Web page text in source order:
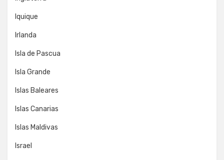
Iquique
Irlanda
Isla de Pascua
Isla Grande
Islas Baleares
Islas Canarias
Islas Maldivas
Israel